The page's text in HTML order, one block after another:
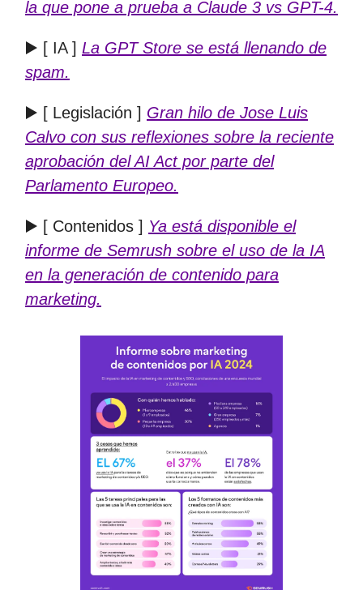
la que pone a prueba a Claude 3 vs GPT-4.
▶️ [ IA ] La GPT Store se está llenando de
spam.
▶️ [ Legislación ] Gran hilo de Jose Luis
Calvo con sus reflexiones sobre la reciente
aprobación del AI Act por parte del
Parlamento Europeo.
▶️ [ Contenidos ] Ya está disponible el
informe de Semrush sobre el uso de la IA
en la generación de contenido para
marketing.